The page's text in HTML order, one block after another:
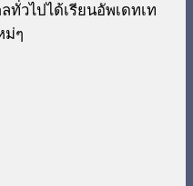
วไปได้เรียนอัพเดทเท
ม่ๆ